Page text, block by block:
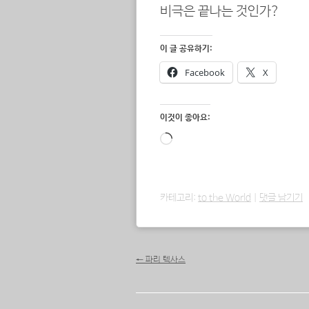
비극은 끝나는 것인가?
이 글 공유하기:
Facebook X
이것이 좋아요:
로
카테고리: to the World 댓글 남기기
포스트 내비게이션
← 파리 텍사스